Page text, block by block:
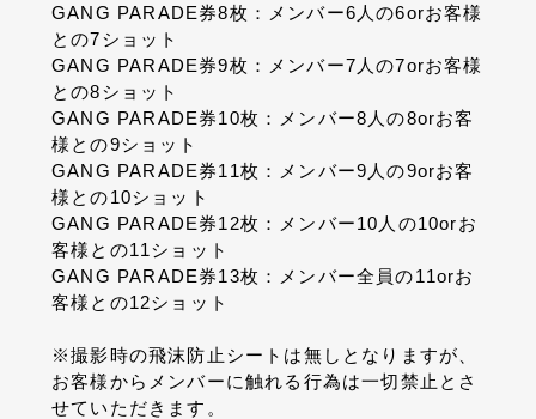
GANG PARADE券8枚：メンバー6人の6orお客様
との7ショット
GANG PARADE券9枚：メンバー7人の7orお客様
との8ショット
GANG PARADE券10枚：メンバー8人の8orお客
様との9ショット
GANG PARADE券11枚：メンバー9人の9orお客
様との10ショット
GANG PARADE券12枚：メンバー10人の10orお
客様との11ショット
GANG PARADE券13枚：メンバー全員の11orお
客様との12ショット
※撮影時の飛沫防止シートは無しとなりますが、
お客様からメンバーに触れる行為は一切禁止とさ
せていただきます。